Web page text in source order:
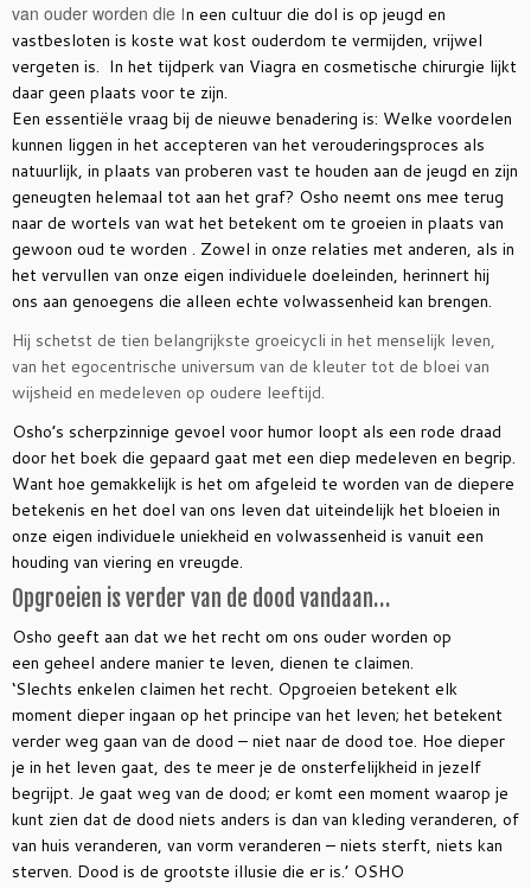
van ouder worden die In een cultuur die dol is op jeugd en
vastbesloten is koste wat kost ouderdom te vermijden, vrijwel
vergeten is. In het tijdperk van Viagra en cosmetische chirurgie lijkt
daar geen plaats voor te zijn.
Een essentiële vraag bij de nieuwe benadering is: Welke voordelen
kunnen liggen in het accepteren van het verouderingsproces als
natuurlijk, in plaats van proberen vast te houden aan de jeugd en zijn
geneugten helemaal tot aan het graf? Osho neemt ons mee terug
naar de wortels van wat het betekent om te groeien in plaats van
gewoon oud te worden . Zowel in onze relaties met anderen, als in
het vervullen van onze eigen individuele doeleinden, herinnert hij
ons aan genoegens die alleen echte volwassenheid kan brengen.
Hij schetst de tien belangrijkste groeicycli in het menselijk leven,
van het egocentrische universum van de kleuter tot de bloei van
wijsheid en medeleven op oudere leeftijd.
Osho’s scherpzinnige gevoel voor humor loopt als een rode draad
door het boek die gepaard gaat met een diep medeleven en begrip.
Want hoe gemakkelijk is het om afgeleid te worden van de diepere
betekenis en het doel van ons leven dat uiteindelijk het bloeien in
onze eigen individuele uniekheid en volwassenheid is vanuit een
houding van viering en vreugde.
Opgroeien is verder van de dood vandaan…
Osho geeft aan dat we het recht om ons ouder worden op
een geheel andere manier te leven, dienen te claimen.
‘Slechts enkelen claimen het recht. Opgroeien betekent elk
moment dieper ingaan op het principe van het leven; het betekent
verder weg gaan van de dood – niet naar de dood toe. Hoe dieper
je in het leven gaat, des te meer je de onsterfelijkheid in jezelf
begrijpt. Je gaat weg van de dood; er komt een moment waarop je
kunt zien dat de dood niets anders is dan van kleding veranderen, of
van huis veranderen, van vorm veranderen – niets sterft, niets kan
sterven. Dood is de grootste illusie die er is.’ OSHO